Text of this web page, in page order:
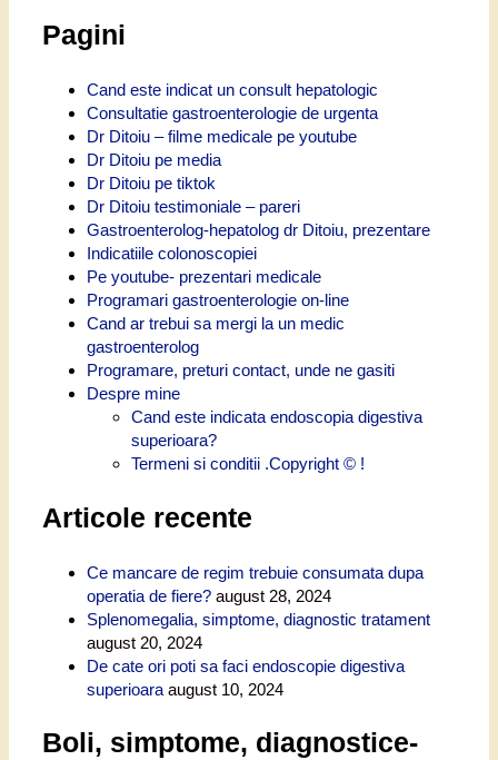
Pagini
Cand este indicat un consult hepatologic
Consultatie gastroenterologie de urgenta
Dr Ditoiu – filme medicale pe youtube
Dr Ditoiu pe media
Dr Ditoiu pe tiktok
Dr Ditoiu testimoniale – pareri
Gastroenterolog-hepatolog dr Ditoiu, prezentare
Indicatiile colonoscopiei
Pe youtube- prezentari medicale
Programari gastroenterologie on-line
Cand ar trebui sa mergi la un medic
gastroenterolog
Programare, preturi contact, unde ne gasiti
Despre mine
Cand este indicata endoscopia digestiva
superioara?
Termeni si conditii .Copyright © !
Articole recente
Ce mancare de regim trebuie consumata dupa
operatia de fiere? august 28, 2024
Splenomegalia, simptome, diagnostic tratament
august 20, 2024
De cate ori poti sa faci endoscopie digestiva
superioara august 10, 2024
Boli, simptome, diagnostice-